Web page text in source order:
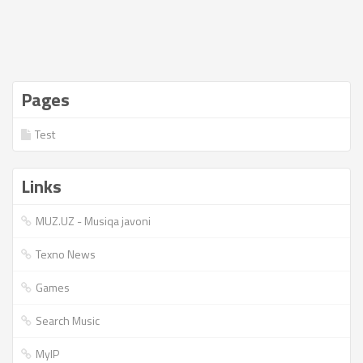
Pages
Test
Links
MUZ.UZ - Musiqa javoni
Texno News
Games
Search Music
MyIP